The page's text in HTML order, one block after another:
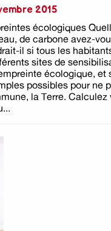
2015
écologiques
de carbone avez-
il si tous les
sites de
écologique, et
possibles pour ne
la Terre. Calculez